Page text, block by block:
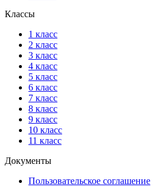
Классы
1 класс
2 класс
3 класс
4 класс
5 класс
6 класс
7 класс
8 класс
9 класс
10 класс
11 класс
Документы
Пользовательское соглашение